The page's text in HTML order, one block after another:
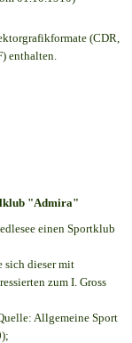
(CDR,
enthalten.
"Admira"
einen Sportklub
sich dieser mit
zum I. Gross
Allgemeine Sport